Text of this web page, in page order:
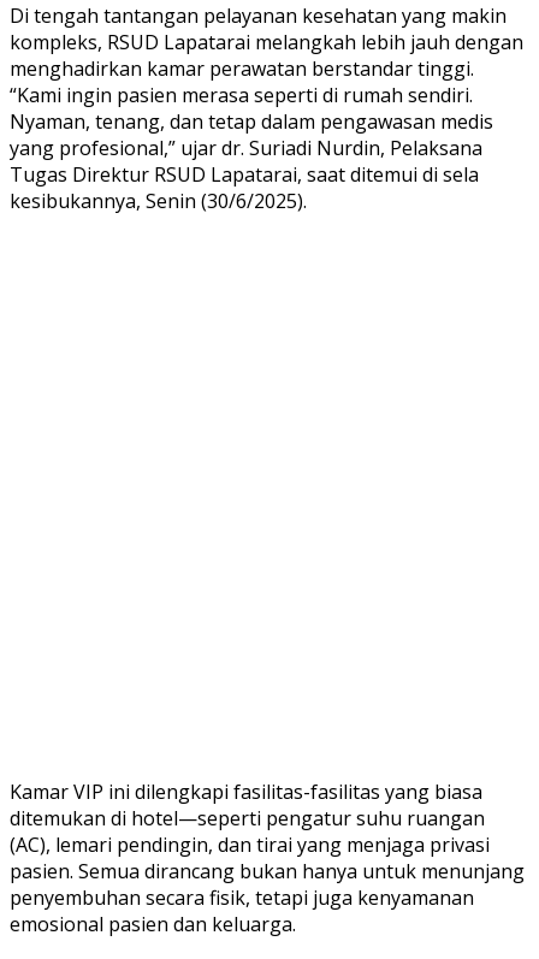
Di tengah tantangan pelayanan kesehatan yang makin
kompleks, RSUD Lapatarai melangkah lebih jauh dengan
menghadirkan kamar perawatan berstandar tinggi.
“Kami ingin pasien merasa seperti di rumah sendiri.
Nyaman, tenang, dan tetap dalam pengawasan medis
yang profesional,” ujar dr. Suriadi Nurdin, Pelaksana
Tugas Direktur RSUD Lapatarai, saat ditemui di sela
kesibukannya, Senin (30/6/2025).
Kamar VIP ini dilengkapi fasilitas-fasilitas yang biasa
ditemukan di hotel—seperti pengatur suhu ruangan
(AC), lemari pendingin, dan tirai yang menjaga privasi
pasien. Semua dirancang bukan hanya untuk menunjang
penyembuhan secara fisik, tetapi juga kenyamanan
emosional pasien dan keluarga.